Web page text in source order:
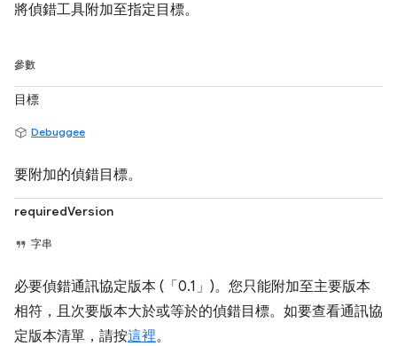
將偵錯工具附加至指定目標。
參數
目標
Debuggee
要附加的偵錯目標。
requiredVersion
字串
必要偵錯通訊協定版本 (「0.1」)。您只能附加至主要版本
相符，且次要版本大於或等於的偵錯目標。如要查看通訊協
定版本清單，請按這裡。